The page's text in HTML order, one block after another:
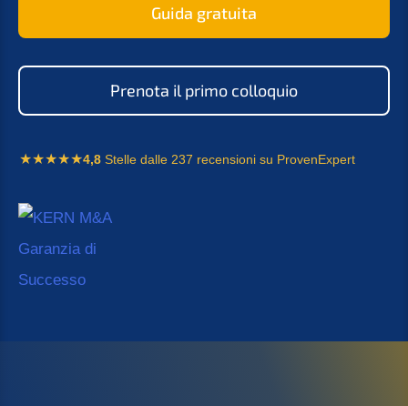
Guida gratuita
Prenota il primo colloquio
4,8 Stelle dalle 237 recensioni su ProvenExpert